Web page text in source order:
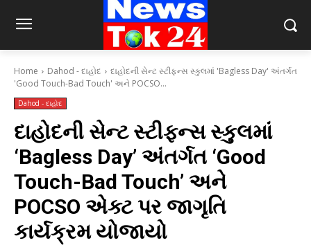
Home Dahod - દાહોદ
દાહોદની સેન્ટ સ્ટીફન્સ સ્કુલમાં 'Bagless Day' અંતર્ગત
'Good Touch-Bad Touch' અને POCSO...
Dahod - દાહોદ
દાહોદની સેન્ટ સ્ટીફન્સ સ્કુલમાં
‘Bagless Day’ અંતર્ગત ‘Good
Touch-Bad Touch’ અને
POCSO એક્ટ પર જાગૃતિ
કાર્યક્રમ યોજાયો